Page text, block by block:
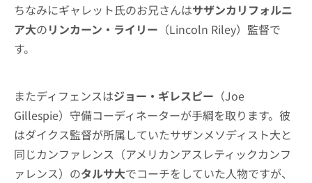
ちなみにギャレット氏のお兄さんはサザンカリフォルニ
ア大のリンカーン・ライリー （Lincoln Riley）監督で
す。
またディフェンスはジョー・ギレスピー （Joe
Gillespie）守備コーディネーターが手綱を取ります。彼
はダイクス監督が所属していたサザンメソディスト大と
同じカンファレンス（アメリカンアスレティックカンフ
ァレンス）のタルサ大でコーチをしていた人物ですが、